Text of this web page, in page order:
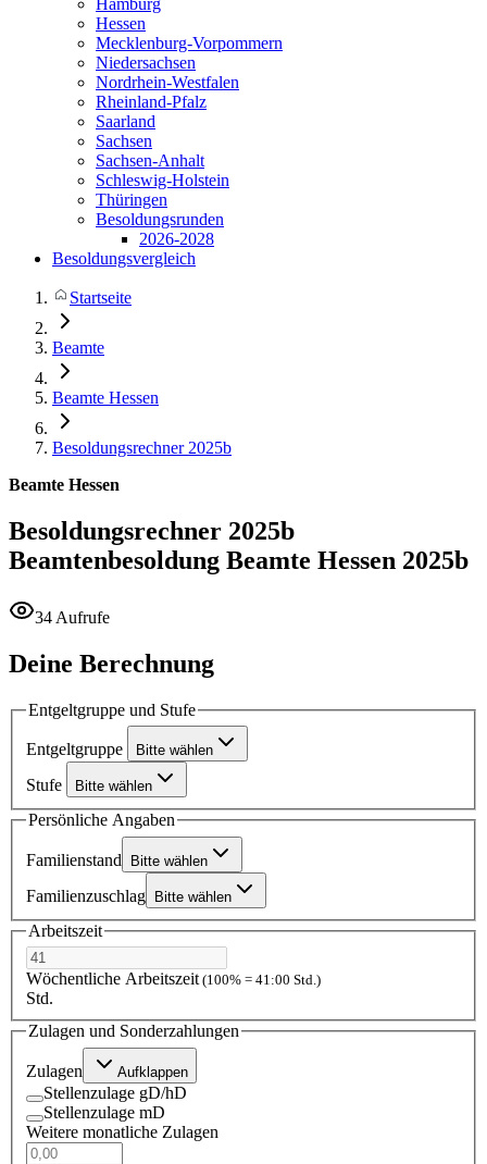
Hamburg
Hessen
Mecklenburg-Vorpommern
Niedersachsen
Nordrhein-Westfalen
Rheinland-Pfalz
Saarland
Sachsen
Sachsen-Anhalt
Schleswig-Holstein
Thüringen
Besoldungsrunden
2026-2028
Besoldungsvergleich
Startseite
Beamte
Beamte Hessen
Besoldungsrechner 2025b
Beamte Hessen
Besoldungsrechner 2025b
Beamtenbesoldung Beamte Hessen 2025b
34 Aufrufe
Deine Berechnung
Entgeltgruppe und Stufe
Entgeltgruppe Bitte wählen
Stufe Bitte wählen
Persönliche Angaben
Familienstand Bitte wählen
Familienzuschlag Bitte wählen
Arbeitszeit
Wöchentliche Arbeitszeit(100% = 41:00 Std.)
Std.
Zulagen und Sonderzahlungen
Zulagen Aufklappen
Stellenzulage gD/hD
Stellenzulage mD
Weitere monatliche Zulagen